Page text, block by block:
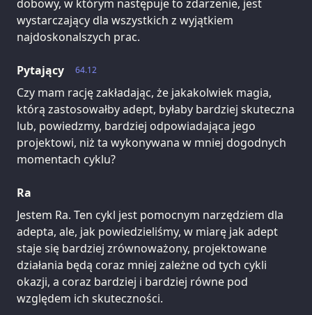
dobowy, w którym następuje to zdarzenie, jest
wystarczający dla wszystkich z wyjątkiem
najdoskonalszych prac.
64.12
Pytający
Czy mam rację zakładając, że jakakolwiek magia,
którą zastosowałby adept, byłaby bardziej skuteczna
lub, powiedzmy, bardziej odpowiadająca jego
projektowi, niż ta wykonywana w mniej dogodnych
momentach cyklu?
Ra
Jestem Ra. Ten cykl jest pomocnym narzędziem dla
adepta, ale, jak powiedzieliśmy, w miarę jak adept
staje się bardziej zrównoważony, projektowane
działania będą coraz mniej zależne od tych cykli
okazji, a coraz bardziej i bardziej równe pod
względem ich skuteczności.